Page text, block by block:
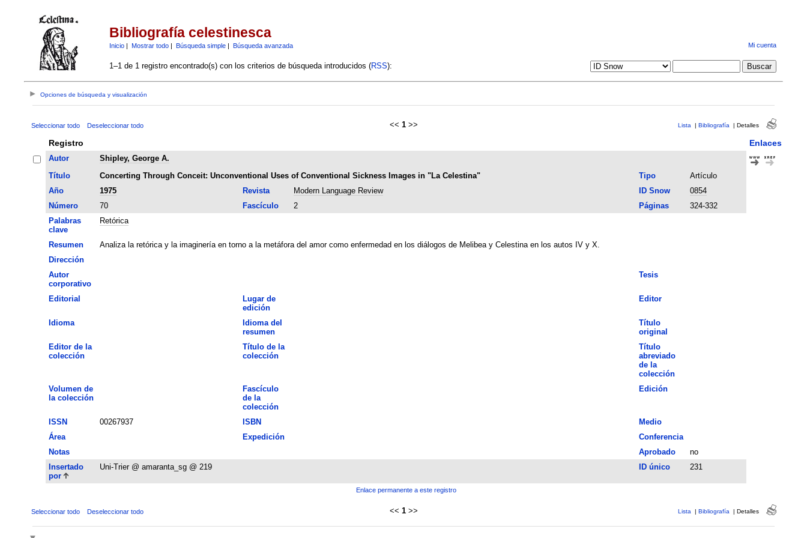
Bibliografía celestinesca
Inicio| Mostrar todo| Búsqueda simple| Búsqueda avanzada Mi cuenta
1–1 de 1 registro encontrado(s) con los criterios de búsqueda introducidos (RSS):
Opciones de búsqueda y visualización
Seleccionar todo Deseleccionar todo << 1 >> Lista | Bibliografía | Detalles
Registro Enlaces
Autor
Shipley, George A.
Título
Concerting Through Conceit: Unconventional Uses of Conventional Sickness Images in "La Celestina" Tipo
Artículo
Año
1975 Revista Modern Language Review ID Snow
0854
Número
70 Fascículo 2 Páginas
324-332
Palabras
clave
Retórica
Resumen
Analiza la retórica y la imaginería en torno a la metáfora del amor como enfermedad en los diálogos de Melibea y Celestina en los autos IV y X.
Dirección
Autor
corporativo
Tesis
Editorial
Lugar de
edición
Editor
Idioma
Idioma del
resumen
Título
original
Editor de la
colección
Título de la
colección
Título
abreviado
de la
colección
Volumen de
la colección
Fascículo
de la
colección
Edición
ISSN 00267937 ISBN
Medio
Área
Expedición
Conferencia
Notas
Aprobado
no
Insertado
por
Uni-Trier @ amaranta_sg @ 219 ID único 231
Enlace permanente a este registro
Seleccionar todo Deseleccionar todo << 1 >> Lista | Bibliografía | Detalles